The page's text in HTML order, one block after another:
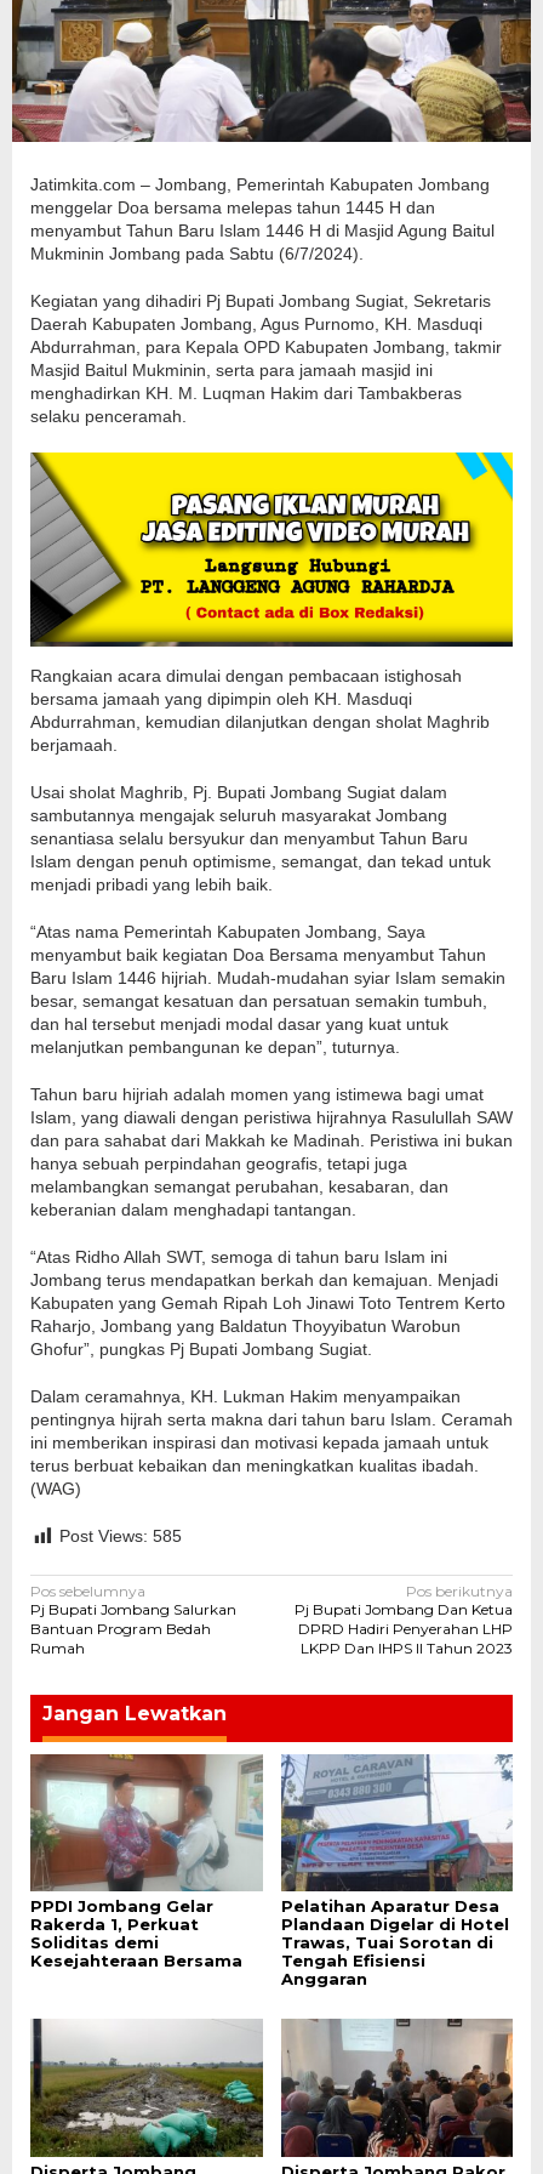
Jatimkita.com – Jombang, Pemerintah Kabupaten Jombang
menggelar Doa bersama melepas tahun 1445 H dan
menyambut Tahun Baru Islam 1446 H di Masjid Agung Baitul
Mukminin Jombang pada Sabtu (6/7/2024).
Kegiatan yang dihadiri Pj Bupati Jombang Sugiat, Sekretaris
Daerah Kabupaten Jombang, Agus Purnomo, KH. Masduqi
Abdurrahman, para Kepala OPD Kabupaten Jombang, takmir
Masjid Baitul Mukminin, serta para jamaah masjid ini
menghadirkan KH. M. Luqman Hakim dari Tambakberas
selaku penceramah.
Rangkaian acara dimulai dengan pembacaan istighosah
bersama jamaah yang dipimpin oleh KH. Masduqi
Abdurrahman, kemudian dilanjutkan dengan sholat Maghrib
berjamaah.
Usai sholat Maghrib, Pj. Bupati Jombang Sugiat dalam
sambutannya mengajak seluruh masyarakat Jombang
senantiasa selalu bersyukur dan menyambut Tahun Baru
Islam dengan penuh optimisme, semangat, dan tekad untuk
menjadi pribadi yang lebih baik.
“Atas nama Pemerintah Kabupaten Jombang, Saya
menyambut baik kegiatan Doa Bersama menyambut Tahun
Baru Islam 1446 hijriah. Mudah-mudahan syiar Islam semakin
besar, semangat kesatuan dan persatuan semakin tumbuh,
dan hal tersebut menjadi modal dasar yang kuat untuk
melanjutkan pembangunan ke depan”, tuturnya.
Tahun baru hijriah adalah momen yang istimewa bagi umat
Islam, yang diawali dengan peristiwa hijrahnya Rasulullah SAW
dan para sahabat dari Makkah ke Madinah. Peristiwa ini bukan
hanya sebuah perpindahan geografis, tetapi juga
melambangkan semangat perubahan, kesabaran, dan
keberanian dalam menghadapi tantangan.
“Atas Ridho Allah SWT, semoga di tahun baru Islam ini
Jombang terus mendapatkan berkah dan kemajuan. Menjadi
Kabupaten yang Gemah Ripah Loh Jinawi Toto Tentrem Kerto
Raharjo, Jombang yang Baldatun Thoyyibatun Warobun
Ghofur”, pungkas Pj Bupati Jombang Sugiat.
Dalam ceramahnya, KH. Lukman Hakim menyampaikan
pentingnya hijrah serta makna dari tahun baru Islam. Ceramah
ini memberikan inspirasi dan motivasi kepada jamaah untuk
terus berbuat kebaikan dan meningkatkan kualitas ibadah.
(WAG)
Post Views: 585
Navigasi
pos
Pos sebelumnya
Pj Bupati Jombang Salurkan
Bantuan Program Bedah
Rumah
Pos berikutnya
Pj Bupati Jombang Dan Ketua
DPRD Hadiri Penyerahan LHP
LKPP Dan IHPS II Tahun 2023
Jangan Lewatkan
PPDI Jombang Gelar
Rakerda 1, Perkuat
Soliditas demi
Kesejahteraan Bersama
Pelatihan Aparatur Desa
Plandaan Digelar di Hotel
Trawas, Tuai Sorotan di
Tengah Efisiensi
Anggaran